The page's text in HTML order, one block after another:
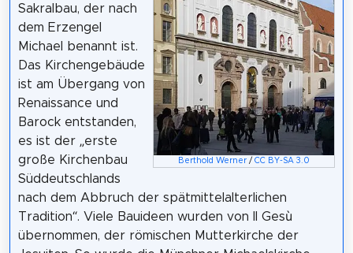
Berthold Werner /CC BY-SA 3.0
Sakralbau, der nach
dem Erzengel
Michael benannt ist.
Das Kirchengebäude
ist am Übergang von
Renaissance und
Barock entstanden,
es ist der „erste
große Kirchenbau
Süddeutschlands
nach dem Abbruch der spätmittelalterlichen
Tradition“. Viele Bauideen wurden von Il Gesù
übernommen, der römischen Mutterkirche der